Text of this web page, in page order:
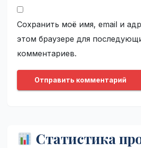
Сохранить моё имя, email и
этом браузере для
комментариев.
Статистика